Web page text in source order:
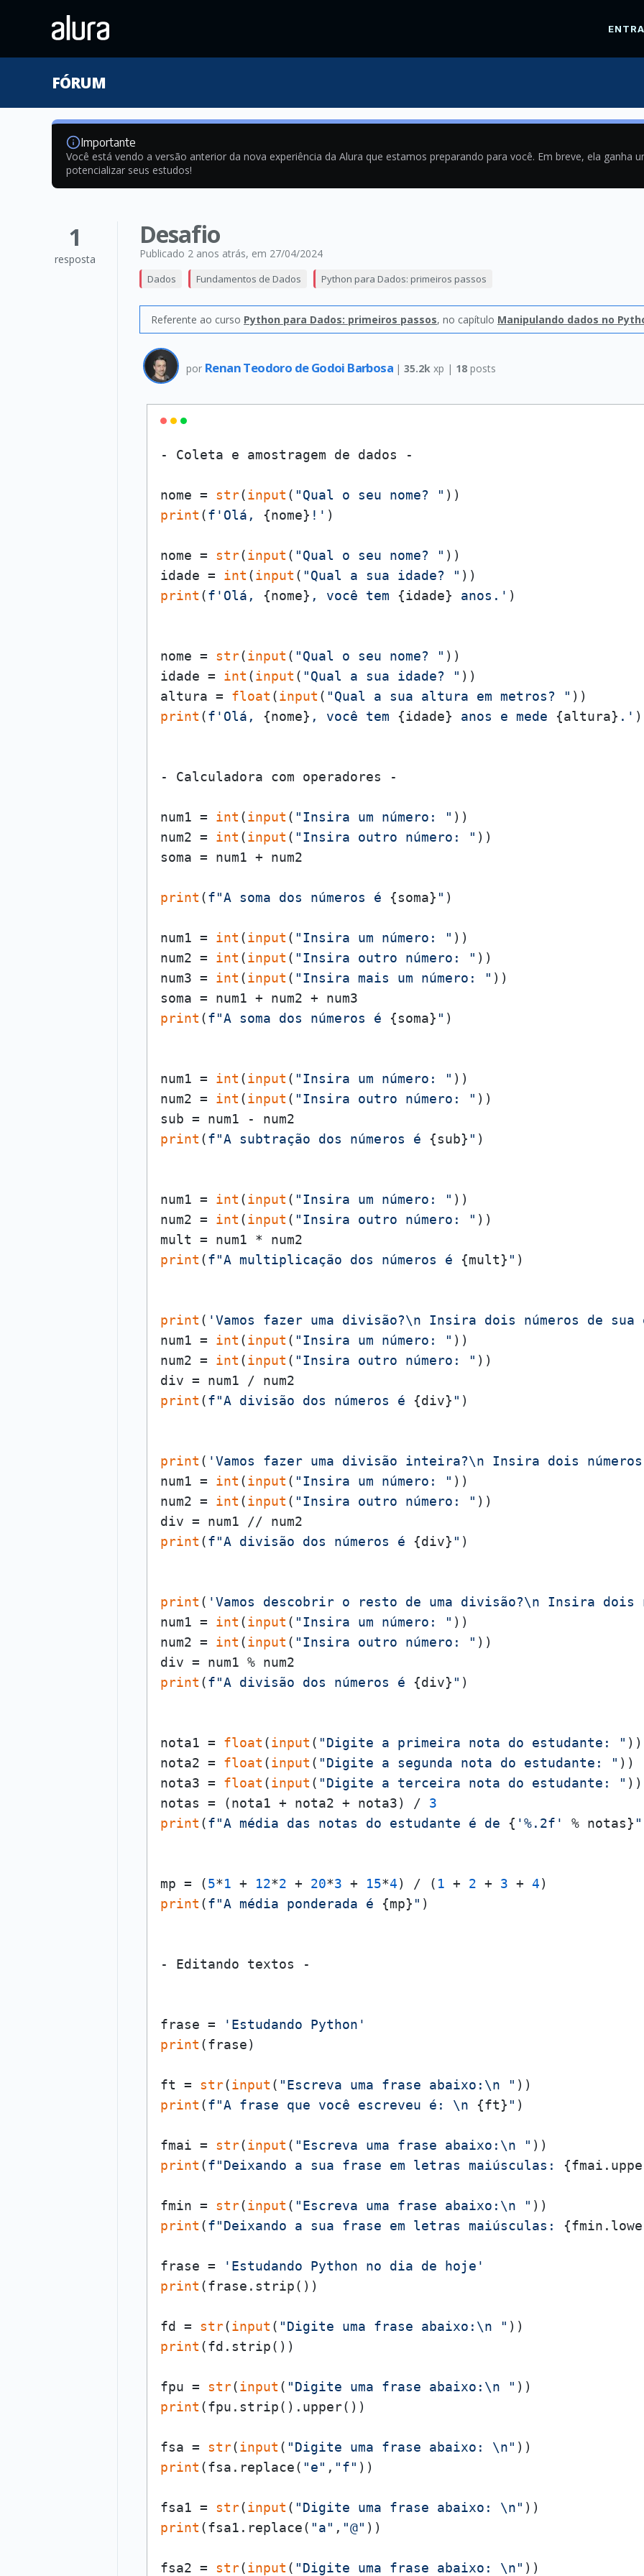
FÓRUM
Importante
Você está vendo a versão anterior da nova experiência da Alura que estamos preparando para você. Em breve, ela ganha
potencializar seus estudos!
1
resposta
Desafio
Publicado 2 anos atrás, em 27/04/2024
Dados Fundamentos de Dados Python para Dados: primeiros passos
Referente ao curso Python para Dados: primeiros passos, no capítulo Manipulando dados no
por Renan Teodoro de Godoi Barbosa |35.2k xp | 18 posts
- Coleta e amostragem de dados -
nome = str(input ( "Qual o seu nome? "
print (f'Olá, {nome} !' )
nome = str(input ( "Qual o seu nome? " ))
idade = int (input ( "Qual a sua idade? "
print (f'Olá, {nome} , você tem {idade} anos.' )
nome = str(input ( "Qual o seu nome? " ))
idade = int (input ( "Qual a sua idade? " ))
altura = float (input ( "Qual a sua altura em metros? "
print (f'Olá, {nome} , você tem {idade} anos e mede {altura} .' )
- Calculadora com operadores -
num1 = int (input ( "Insira um número: " ))
num2 = int (input ( "Insira outro número: " ))
soma = num1 + num2
print (f"A soma dos números é {soma} " )
num1 = int (input ( "Insira um número: " ))
num2 = int (input ( "Insira outro número: " ))
num3 = int (input ( "Insira mais um número: " ))
print (f"A soma dos números é {soma} " )
num1 = int (input ( "Insira um número: " ))
num2 = int (input ( "Insira outro número: " ))
print (f"A subtração dos números é {sub} " )
num1 = int (input ( "Insira um número: " ))
num2 = int (input ( "Insira outro número: " ))
print (f"A multiplicação dos números é {mult} " )
print ( 'Vamos fazer uma divisão?\n Insira dois números de
num1 = int (input ( "Insira um número: " ))
num2 = int (input ( "Insira outro número: " ))
print (f"A divisão dos números é {div} " )
print ( 'Vamos fazer uma divisão inteira?\n Insira dois
num1 = int (input ( "Insira um número: " ))
num2 = int (input ( "Insira outro número: " ))
print (f"A divisão dos números é {div} " )
print ( 'Vamos descobrir o resto de uma divisão?\n Insira
num1 = int (input ( "Insira um número: " ))
num2 = int (input ( "Insira outro número: " ))
print (f"A divisão dos números é {div} " )
nota1 = float (input ( "Digite a primeira nota do estudante: " ))
nota2 = float (input ( "Digite a segunda nota do estudante: " ))
nota3 = float (input ( "Digite a terceira nota do estudante: " ))
notas = (nota1 + nota2 + nota3) / 3
print (f"A média das notas do estudante é de { '%.2f' % notas} "
mp = (5*1 + 12*2 + 20*3 + 15*4) / ( 1 + 2 + 3 + 4
print (f"A média ponderada é {mp} " )
- Editando textos -
frase =
'Estudando Python'
print (frase)
ft = str(input ( "Escreva uma frase abaixo:\n "
print (f"A frase que você escreveu é: \n {ft} " )
fmai = str(input ( "Escreva uma frase abaixo:\n "
print (f"Deixando a sua frase em letras maiúsculas:
fmin = str(input ( "Escreva uma frase abaixo:\n "
print (f"Deixando a sua frase em letras maiúsculas:
frase =
'Estudando Python no dia de hoje'
print (frase.strip())
fd = str(input ( "Digite uma frase abaixo:\n "
print (fd.strip())
fpu = str(input ( "Digite uma frase abaixo:\n "
print (fpu.strip().upper())
fsa = str(input ( "Digite uma frase abaixo: \n"
print (fsa.replace( "e" , "f" ))
fsa1 = str(input ( "Digite uma frase abaixo: \n"
print (fsa1.replace( "a" , "@" ))
fsa2 = str(input ( "Digite uma frase abaixo: \n"